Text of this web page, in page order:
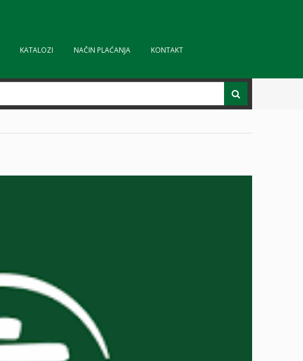
KATALOZI NAČIN PLAĆANJA KONTAKT